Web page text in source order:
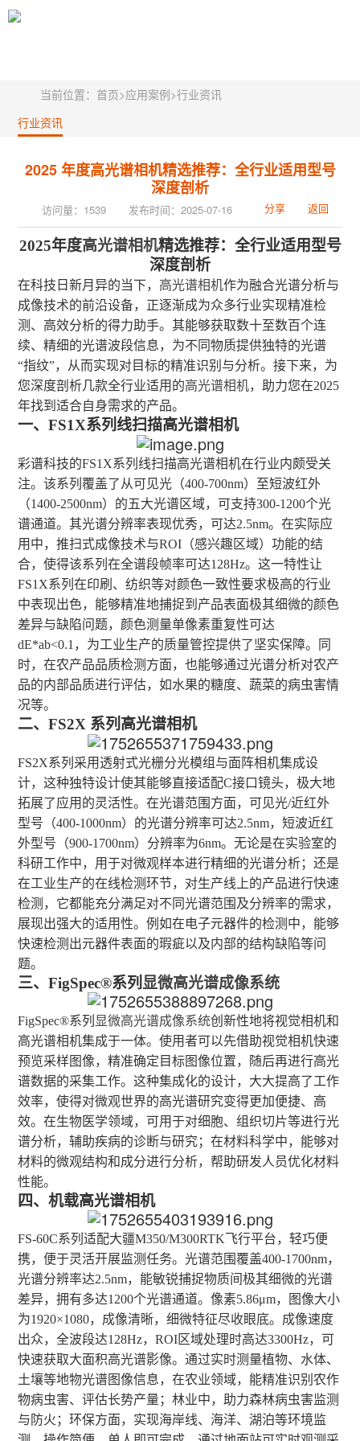
当前位置： 首页>应用案例>行业资讯
行业资讯
2025 年度高光谱相机精选推荐：全行业适用型号
深度剖析
访问量：1539 发布时间：2025-07-16 分享 返回
2025年度高光谱相机精选推荐：全行业适用型号
深度剖析
在科技日新月异的当下， 高光谱相机作为融合光谱分析与
成像技术的前沿设备，正逐渐成为众多行业实现精准检
测、高效分析的得力助手。其能够获取数十至数百个连
续、精细的光谱波段信息，为不同物质提供独特的光谱
“指纹”，从而实现对目标的精准识别与分析。接下来，为
您深度剖析几款全行业适用的高光谱相机，助力您在2025
年找到适合自身需求的产品。
一、FS1X系列线扫描高光谱相机
彩谱科技的FS1X系列线扫描高光谱相机在行业内颇受关
注。该系列覆盖了从可见光（400-700nm）至短波红外
（1400-2500nm）的五大光谱区域，可支持300-1200个光
谱通道。其光谱分辨率表现优秀，可达2.5nm。在实际应
用中，推扫式成像技术与ROI（感兴趣区域）功能的结
合，使得该系列在全谱段帧率可达128Hz。这一特性让
FS1X系列在印刷、纺织等对颜色一致性要求极高的行业
中表现出色，能够精准地捕捉到产品表面极其细微的颜色
差异与缺陷问题，颜色测量单像素重复性可达
dE*ab<0.1，为工业生产的质量管控提供了坚实保障。同
时，在农产品品质检测方面，也能够通过光谱分析对农产
品的内部品质进行评估，如水果的糖度、蔬菜的病虫害情
况等。
二、FS2X 系列高光谱相机
FS2X系列采用透射式光栅分光模组与面阵相机集成设
计，这种独特设计使其能够直接适配C接口镜头，极大地
拓展了应用的灵活性。在光谱范围方面，可见光/近红外
型号（400-1000nm）的光谱分辨率可达2.5nm，短波近红
外型号（900-1700nm）分辨率为6nm。无论是在实验室的
科研工作中，用于对微观样本进行精细的光谱分析；还是
在工业生产的在线检测环节，对生产线上的产品进行快速
检测，它都能充分满足对不同光谱范围及分辨率的需求，
展现出强大的适用性。例如在电子元器件的检测中，能够
快速检测出元器件表面的瑕疵以及内部的结构缺陷等问
题。
三、FigSpec®系列 显微高光谱成像系统
FigSpec®系列 显微高光谱成像系统创新性地将视觉相机和
高光谱相机集成于一体。使用者可以先借助视觉相机快速
预览采样图像，精准确定目标图像位置，随后再进行高光
谱数据的采集工作。这种集成化的设计，大大提高了工作
效率，使得对微观世界的高光谱研究变得更加便捷、高
效。在生物医学领域，可用于对细胞、组织切片等进行光
谱分析，辅助疾病的诊断与研究；在材料科学中，能够对
材料的微观结构和成分进行分析，帮助研发人员优化材料
性能。
四、机载高光谱相机
FS-60C系列适配大疆M350/M300RTK飞行平台，轻巧便
携，便于灵活开展监测任务。光谱范围覆盖400-1700nm，
光谱分辨率达2.5nm，能敏锐捕捉物质间极其细微的光谱
差异，拥有多达1200个光谱通道。像素5.86μm，图像大小
为1920×1080，成像清晰，细微特征尽收眼底。成像速度
出众，全波段达128Hz，ROI区域处理时高达3300Hz，可
快速获取大面积高光谱影像。通过实时测量植物、水体、
土壤等地物光谱图像信息，在农业领域，能精准识别农作
物病虫害、评估长势产量；林业中，助力森林病虫害监测
与防火；环保方面，实现海岸线、海洋、湖泊等环境监